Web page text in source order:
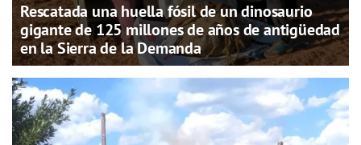
Rescatada una huella fósil de un dinosaurio
gigante de 125 millones de años de antigüedad
en la Sierra de la Demanda